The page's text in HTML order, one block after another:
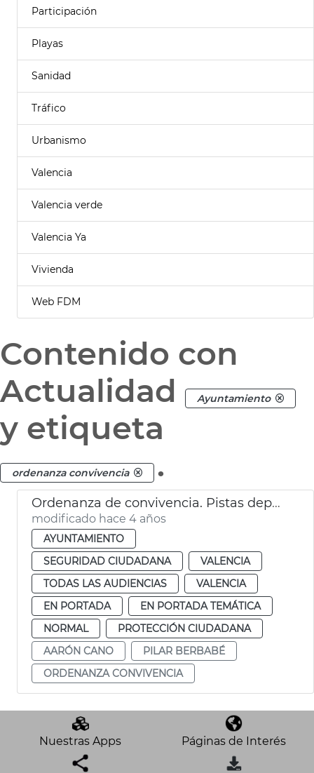
Participación
Playas
Sanidad
Tráfico
Urbanismo
Valencia
Valencia verde
Valencia Ya
Vivienda
Web FDM
Contenido con
Actualidad
Ayuntamiento
y etiqueta
ordenanza convivencia .
Ordenanza de convivencia. Pistas deportivas
modificado hace 4 años
AYUNTAMIENTO
SEGURIDAD CIUDADANA
VALENCIA
TODAS LAS AUDIENCIAS
VALENCIA
EN PORTADA
EN PORTADA TEMÁTICA
NORMAL
PROTECCIÓN CIUDADANA
AARÓN CANO
PILAR BERBABÉ
ORDENANZA CONVIVENCIA
Nuestras Apps Páginas de Interés